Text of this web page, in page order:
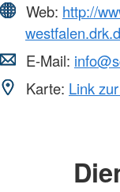
Web: http://
E-Mail:
Karte: Link